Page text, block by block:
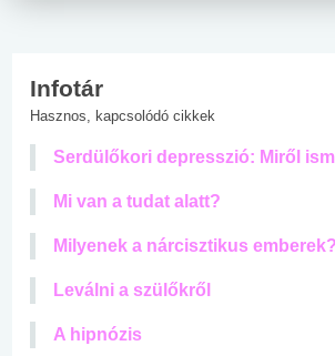
Infotár
Hasznos, kapcsolódó cikkek
Serdülőkori depresszió: Miről
Mi van a tudat alatt?
Milyenek a nárcisztikus emberek?
Leválni a szülőkről
A hipnózis